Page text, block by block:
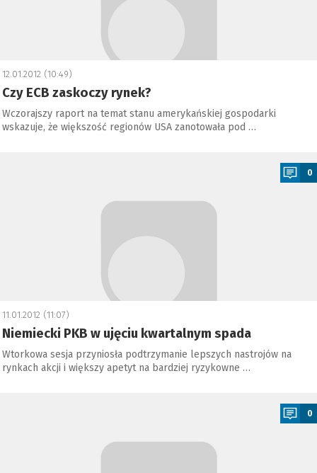
12.01.2012 (10:49)
Czy ECB zaskoczy rynek?
Wczorajszy raport na temat stanu amerykańskiej gospodarki
wskazuje, że większość regionów USA zanotowała pod …
0
11.01.2012 (11:07)
Niemiecki PKB w ujęciu kwartalnym spada
Wtorkowa sesja przyniosła podtrzymanie lepszych nastrojów na
rynkach akcji i większy apetyt na bardziej ryzykowne …
0